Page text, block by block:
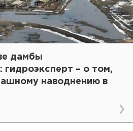
дамбы
гидроэксперт – о том,
наводнению в